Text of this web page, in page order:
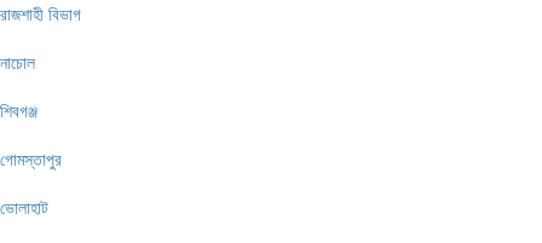
রাজশাহী বিভাগ
নাচোল
শিবগঞ্জ
গোমস্তাপুর
ভোলাহাট